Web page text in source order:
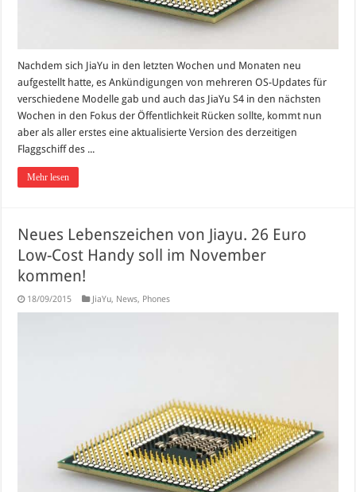
Nachdem sich JiaYu in den letzten Wochen und Monaten neu
aufgestellt hatte, es Ankündigungen von mehreren OS-Updates für
verschiedene Modelle gab und auch das JiaYu S4 in den nächsten
Wochen in den Fokus der Öffentlichkeit Rücken sollte, kommt nun
aber als aller erstes eine aktualisierte Version des derzeitigen
Flaggschiff des ...
Mehr lesen
Neues Lebenszeichen von Jiayu. 26 Euro
Low-Cost Handy soll im November
kommen!
18/09/2015 JiaYu, News, Phones